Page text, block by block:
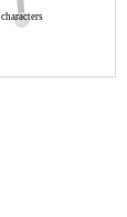
characters